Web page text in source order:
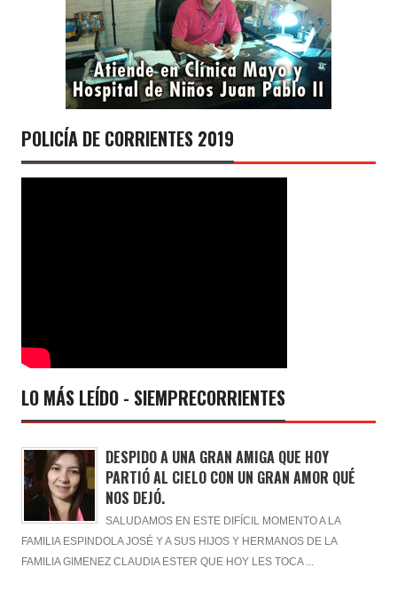
POLICÍA DE CORRIENTES 2019
LO MÁS LEÍDO - SIEMPRECORRIENTES
DESPIDO A UNA GRAN AMIGA QUE HOY
PARTIÓ AL CIELO CON UN GRAN AMOR QUÉ
NOS DEJÓ.
SALUDAMOS EN ESTE DIFÍCIL MOMENTO A LA
FAMILIA ESPINDOLA JOSÉ Y A SUS HIJOS Y HERMANOS DE LA
FAMILIA GIMENEZ CLAUDIA ESTER QUE HOY LES TOCA ...